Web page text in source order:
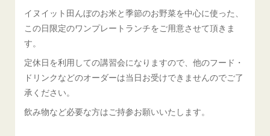
イヌイット田んぼのお米と季節のお野菜を中心に使った、
この日限定のワンプレートランチをご用意させて頂きま
す。
定休日を利用しての講習会になりますので、他のフード・
ドリンクなどのオーダーは当日お受けできませんのでご了
承ください。
飲み物など必要な方はご持参お願いいたします。